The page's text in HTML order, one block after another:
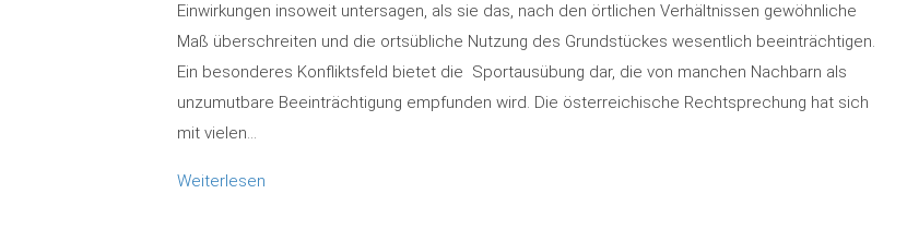
Einwirkungen insoweit untersagen, als sie das, nach den örtlichen Verhältnissen gewöhnliche
Maß überschreiten und die ortsübliche Nutzung des Grundstückes wesentlich beeinträchtigen.
Ein besonderes Konfliktsfeld bietet die Sportausübung dar, die von manchen Nachbarn als
unzumutbare Beeinträchtigung empfunden wird. Die österreichische Rechtsprechung hat sich
mit vielen…
Weiterlesen